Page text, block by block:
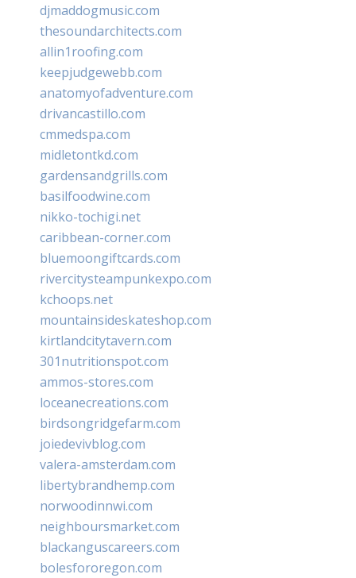
djmaddogmusic.com
thesoundarchitects.com
allin1roofing.com
keepjudgewebb.com
anatomyofadventure.com
drivancastillo.com
cmmedspa.com
midletontkd.com
gardensandgrills.com
basilfoodwine.com
nikko-tochigi.net
caribbean-corner.com
bluemoongiftcards.com
rivercitysteampunkexpo.com
kchoops.net
mountainsideskateshop.com
kirtlandcitytavern.com
301nutritionspot.com
ammos-stores.com
loceanecreations.com
birdsongridgefarm.com
joiedevivblog.com
valera-amsterdam.com
libertybrandhemp.com
norwoodinnwi.com
neighboursmarket.com
blackanguscareers.com
bolesfororegon.com